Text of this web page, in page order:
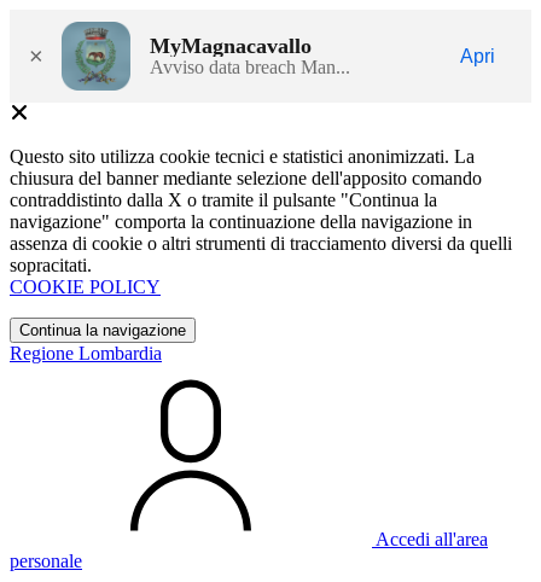
× MyMagnacavallo
Avviso data breach Man...
Apri
Questo sito utilizza cookie tecnici e statistici anonimizzati. La
chiusura del banner mediante selezione dell'apposito comando
contraddistinto dalla X o tramite il pulsante "Continua la
navigazione" comporta la continuazione della navigazione in
assenza di cookie o altri strumenti di tracciamento diversi da quelli
sopracitati.
COOKIE POLICY
Continua la navigazione
Regione Lombardia
Accedi all'area
personale